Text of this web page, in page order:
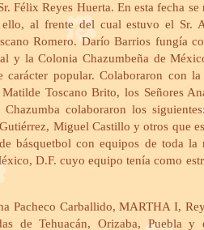
Félix Reyes Huerta. En esta fecha
al frente del cual estuvo el Sr.
Romero. Darío Barrios fungía
y la Colonia Chazumbeña de
popular. Colaboraron con
Toscano Brito, los Señores
colaboraron los
Miguel Castillo y otros que
básquetbol con equipos de toda
D.F. cuyo equipo tenía como
Pacheco Carballido, MARTHA I,
de Tehuacán, Orizaba, Puebla